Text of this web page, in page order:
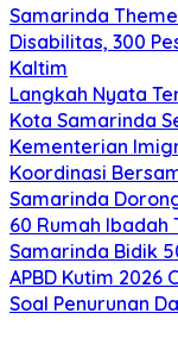
Samarinda
Disabilitas, 300
Kaltim
Langkah Nyata
Kota Samarinda
Kementerian
Koordinasi
Samarinda
60 Rumah Ibadah
Samarinda Bidik
APBD Kutim 2026
Soal Penurunan